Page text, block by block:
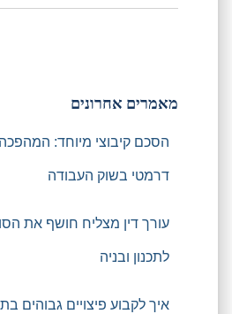
מאמרים אחרונים
הסכם קיבוצי מיוחד:
דרמטי בשוק העבודה
עורך דין מצליח חושף את
לתכנון ובניה
איך לקבוע פיצויים גבוהים